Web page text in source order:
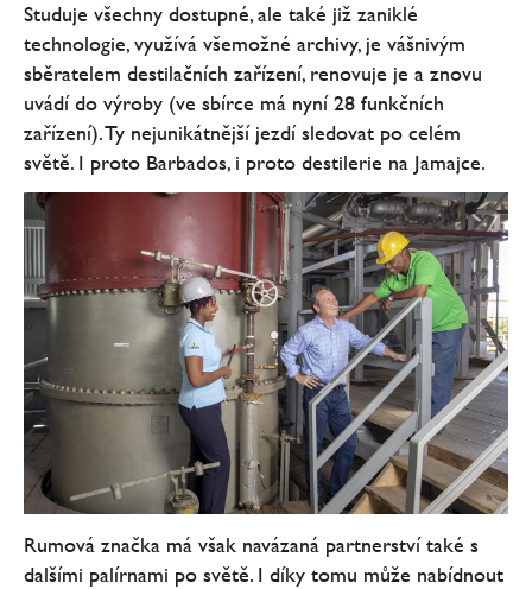
Studuje všechny dostupné, ale také již zaniklé
technologie, využívá všemožné archivy, je vášnivým
sběratelem destilačních zařízení, renovuje je a znovu
uvádí do výroby (ve sbírce má nyní 28 funkčních
zařízení). Ty nejunikátnější jezdí sledovat po celém
světě. I proto Barbados, i proto destilerie na Jamajce.
Rumová značka má však navázaná partnerství také s
dalšími palírnami po světě. I díky tomu může nabídnout